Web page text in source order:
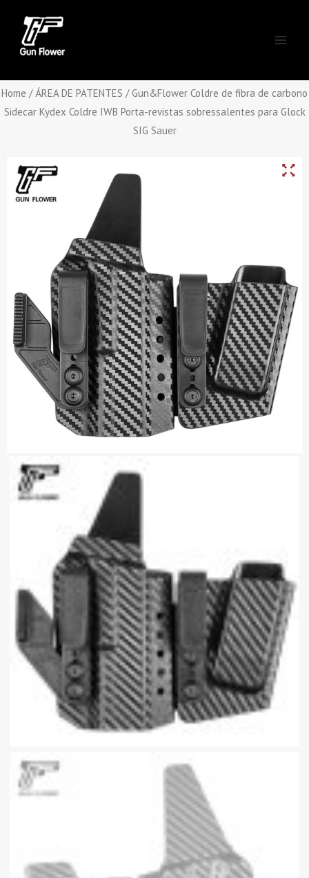
content
Home /ÁREA DE PATENTES / Gun&Flower Coldre de fibra de carbono
Sidecar Kydex Coldre IWB Porta-revistas sobressalentes para Glock
SIG Sauer